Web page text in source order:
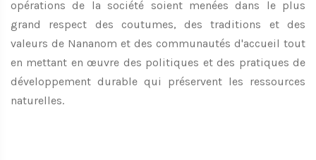
opérations de la société soient menées dans le plus
grand respect des coutumes, des traditions et des
valeurs de Nananom et des communautés d'accueil tout
en mettant en œuvre des politiques et des pratiques de
développement durable qui préservent les ressources
naturelles.